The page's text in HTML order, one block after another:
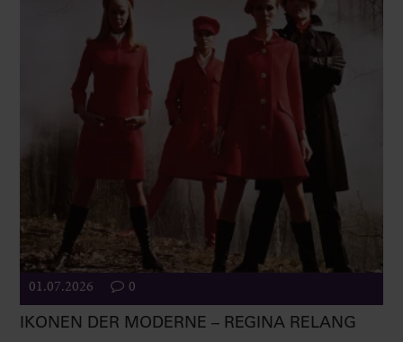
01.07.2026 0
IKONEN DER MODERNE – REGINA RELANG